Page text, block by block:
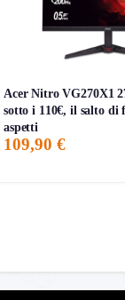
📊
Acer Nitro VG270X1
sotto i 110€, il salto di
aspetti
109,90 €